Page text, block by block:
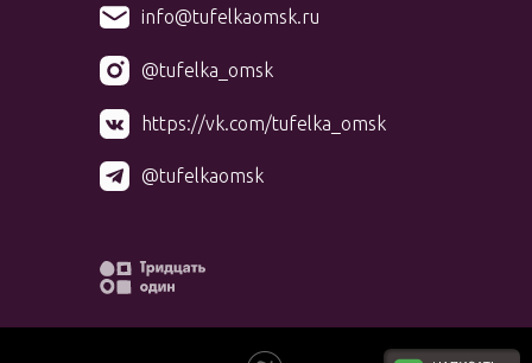
@tufelka_omsk
https://vk.com/tufelka_omsk
@tufelkaomsk
info@tufelkaomsk.ru